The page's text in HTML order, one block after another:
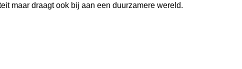
maar draagt ook bij aan een duurzamere wereld.